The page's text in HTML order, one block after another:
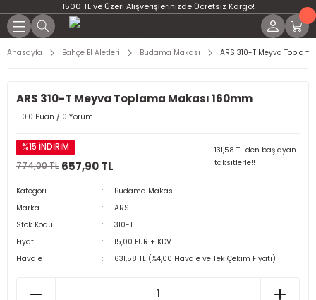
1500 TL ve Üzeri Alışverişlerinizde Ücretsiz Kargo!
Anasayfa Bahçe El Aletleri Budama Makası ARS 310-T Meyva
ARS 310-T Meyva Toplama Makası 160mm
0.0 Puan / 0 Yorum
%15 İNDİRİM
774,00 TL 657,90 TL
131,58 TL den başlayan
taksitlerle!!
Kategori
Budama Makası
Marka
ARS
Stok Kodu
310-T
Fiyat
15,00 EUR + KDV
Havale
631,58 TL (%4,00 Havale ve Tek Çekim Fiyatı)